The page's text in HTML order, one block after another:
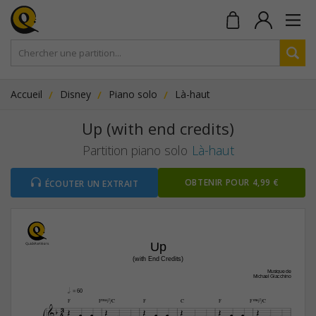
Accueil Disney Piano solo Là-haut
Up (with end credits)
Partition piano solo Là-haut
ÉCOUTER UN EXTRAIT OBTENIR POUR 4,99 €
Up
Musique de
Michael Giacchino
h. = 60
3

F FŒ„Š7/C F C F FŒ„Š7/C
(with End Credits)
     